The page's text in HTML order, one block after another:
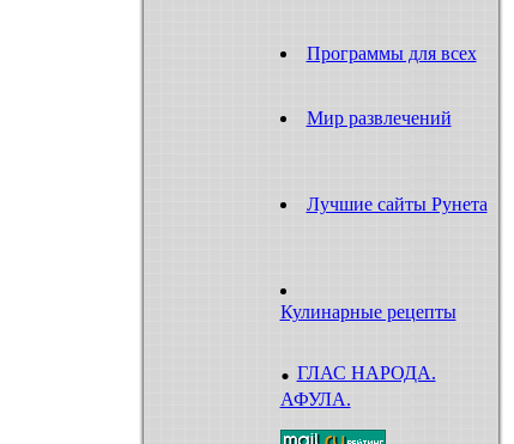
Программы для всех
Мир развлечений
Лучшие сайты Рунета
Кулинарные рецепты
. ГЛАС НАРОДА.
АФУЛА.